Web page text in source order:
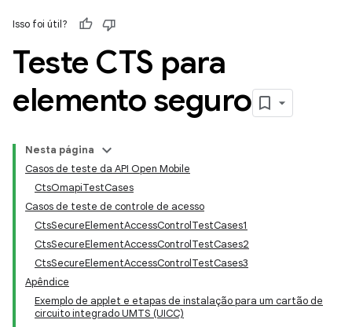
Isso foi útil?
Teste CTS para
elemento seguro
Nesta página
Casos de teste da API Open Mobile
CtsOmapiTestCases
Casos de teste de controle de acesso
CtsSecureElementAccessControlTestCases1
CtsSecureElementAccessControlTestCases2
CtsSecureElementAccessControlTestCases3
Apêndice
Exemplo de applet e etapas de instalação para um cartão de
circuito integrado UMTS (UICC)